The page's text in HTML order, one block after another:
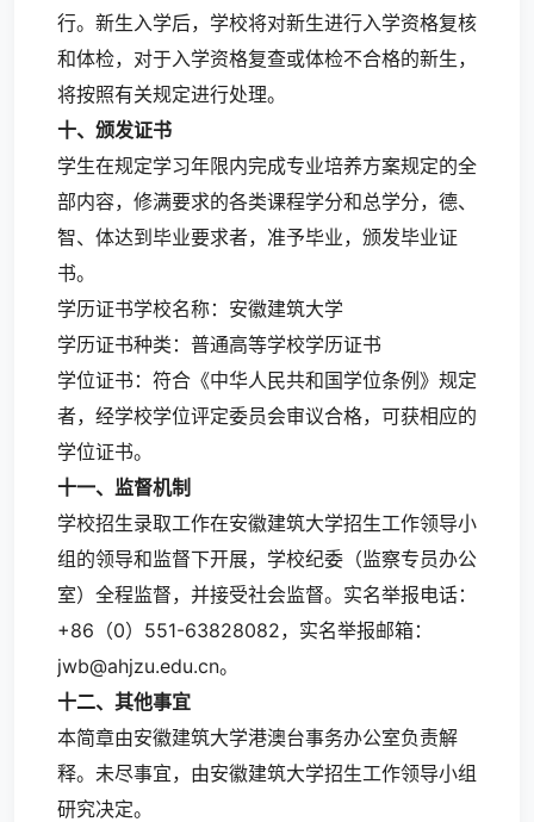
行。新生入学后，学校将对新生进行入学资格复核
和体检，对于入学资格复查或体检不合格的新生，
将按照有关规定进行处理。
十、颁发证书
学生在规定学习年限内完成专业培养方案规定的全
部内容，修满要求的各类课程学分和总学分，德、
智、体达到毕业要求者，准予毕业，颁发毕业证
书。
学历证书学校名称：安徽建筑大学
学历证书种类：普通高等学校学历证书
学位证书：符合《中华人民共和国学位条例》规定
者，经学校学位评定委员会审议合格，可获相应的
学位证书。
十一、监督机制
学校招生录取工作在安徽建筑大学招生工作领导小
组的领导和监督下开展，学校纪委（监察专员办公
室）全程监督，并接受社会监督。实名举报电话：
+86（0）551-63828082，实名举报邮箱：
jwb@ahjzu.edu.cn。
十二、其他事宜
本简章由安徽建筑大学港澳台事务办公室负责解
释。未尽事宜，由安徽建筑大学招生工作领导小组
研究决定。